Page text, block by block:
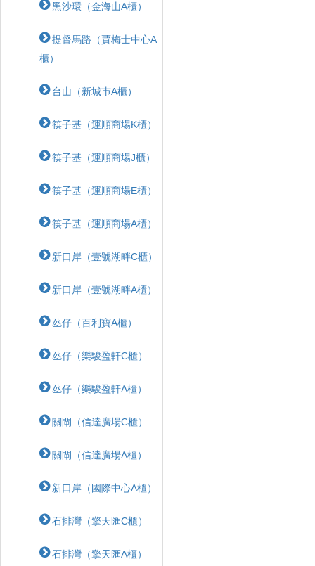
黑沙環（金海山A櫃）
提督馬路（賈梅士中心A
櫃）
台山（新城巿A櫃）
筷子基（運順商場K櫃）
筷子基（運順商場J櫃）
筷子基（運順商場E櫃）
筷子基（運順商場A櫃）
新口岸（壹號湖畔C櫃）
新口岸（壹號湖畔A櫃）
氹仔（百利寶A櫃）
氹仔（樂駿盈軒C櫃）
氹仔（樂駿盈軒A櫃）
關閘（信達廣場C櫃）
關閘（信達廣場A櫃）
新口岸（國際中心A櫃）
石排灣（擎天匯C櫃）
石排灣（擎天匯A櫃）